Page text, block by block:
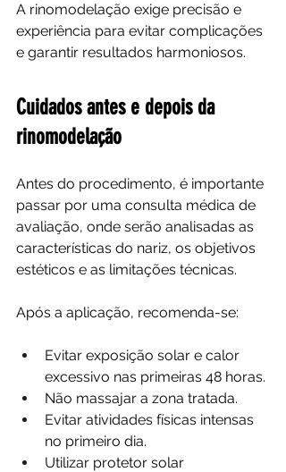
A rinomodelação exige precisão e
experiência para evitar complicações
e garantir resultados harmoniosos.
Cuidados antes e depois da
rinomodelação
Antes do procedimento, é importante
passar por uma consulta médica de
avaliação, onde serão analisadas as
características do nariz, os objetivos
estéticos e as limitações técnicas.
Após a aplicação, recomenda-se:
Evitar exposição solar e calor
excessivo nas primeiras 48 horas.
Não massajar a zona tratada.
Evitar atividades físicas intensas
no primeiro dia.
Utilizar protetor solar